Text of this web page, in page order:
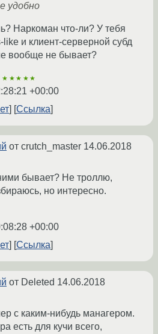
удобно
Наркоман что-ли? У тебя
и клиент-серверной субд
вообще не бывает?
★★★★★
+00:00
Ссылка
от crutch_master 14.06.2018
бывает? Не троллю,
но интересно.
+00:00
Ссылка
от Deleted 14.06.2018
с каким-нибудь манагером.
есть для кучи всего,